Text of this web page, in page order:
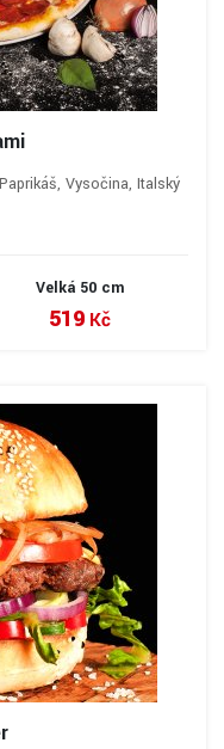
Vysočina, Italský
Velká 50 cm
519 Kč